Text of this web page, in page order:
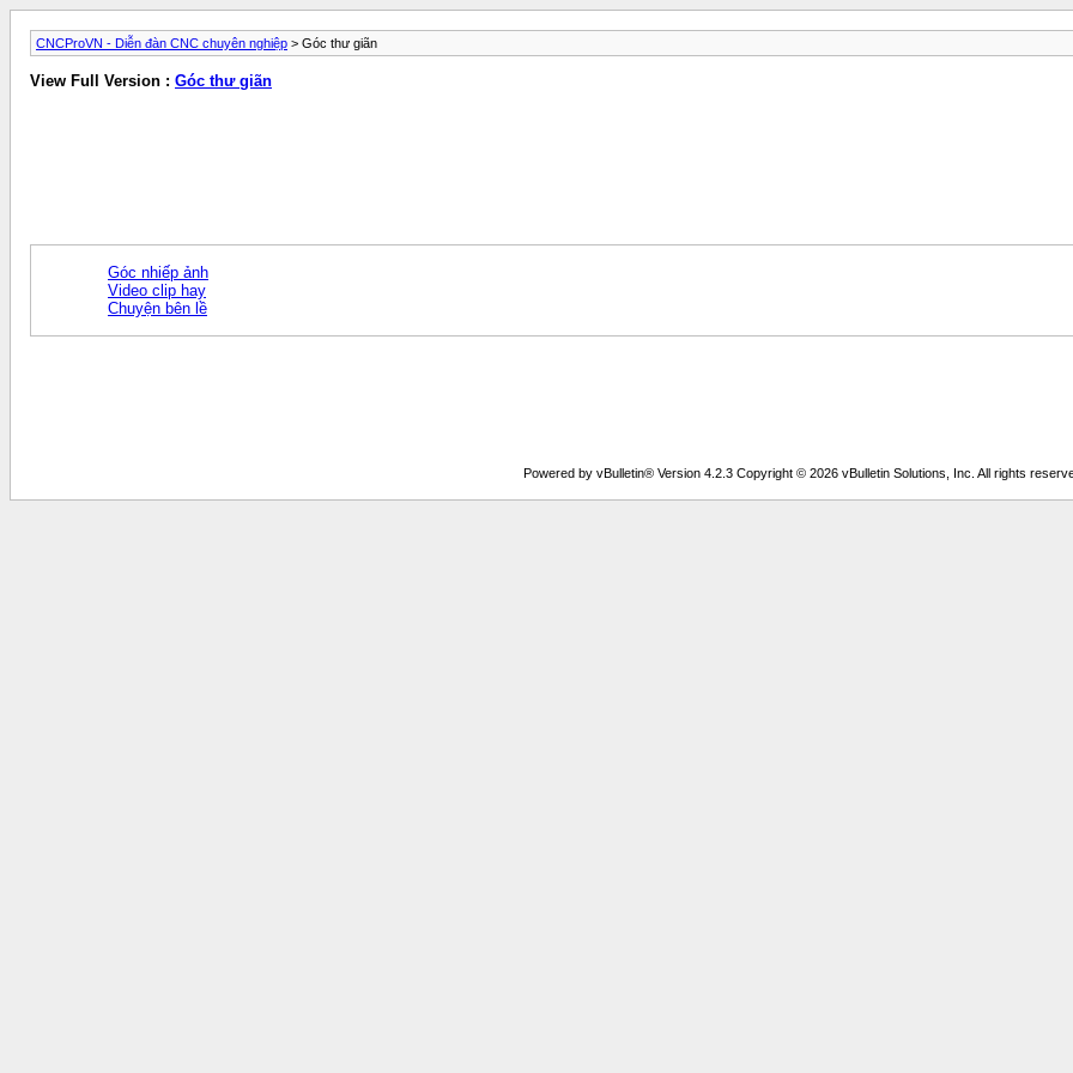
CNCProVN - Diễn đàn CNC chuyên nghiệp > Góc thư giãn
View Full Version : Góc thư giãn
Góc nhiếp ảnh
Video clip hay
Chuyện bên lề
Powered by vBulletin® Version 4.2.3 Copyright © 2026 vBulletin Solutions, Inc. All rights